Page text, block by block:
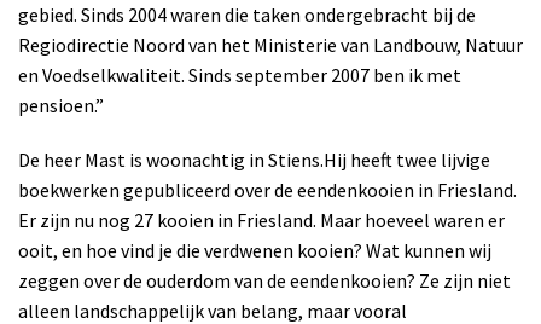
gebied. Sinds 2004 waren die taken ondergebracht bij de
Regiodirectie Noord van het Ministerie van Landbouw, Natuur
en Voedselkwaliteit. Sinds september 2007 ben ik met
pensioen.”
De heer Mast is woonachtig in Stiens.Hij heeft twee lijvige
boekwerken gepubliceerd over de eendenkooien in Friesland.
Er zijn nu nog 27 kooien in Friesland. Maar hoeveel waren er
ooit, en hoe vind je die verdwenen kooien? Wat kunnen wij
zeggen over de ouderdom van de eendenkooien? Ze zijn niet
alleen landschappelijk van belang, maar vooral